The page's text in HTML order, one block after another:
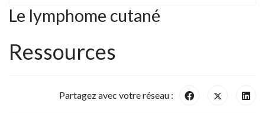
Le lymphome cutané
Ressources
Partagez avec votre réseau :